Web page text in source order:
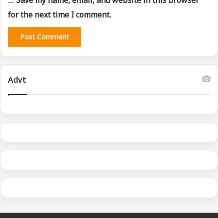
for the next time I comment.
Advt